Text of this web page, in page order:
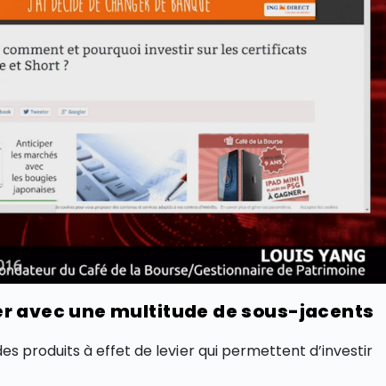
avec une multitude de sous-jacents
produits à effet de levier qui permettent d’investir